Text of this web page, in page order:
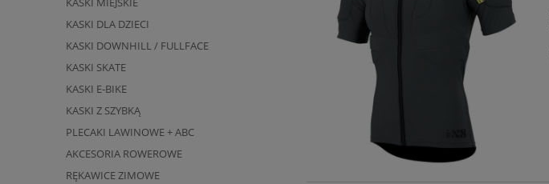
KASKI DLA DZIECI
KASKI DOWNHILL / FULLFACE
KASKI SKATE
KASKI E-BIKE
KASKI Z SZYBKĄ
PLECAKI LAWINOWE + ABC
AKCESORIA ROWEROWE
RĘKAWICE ZIMOWE